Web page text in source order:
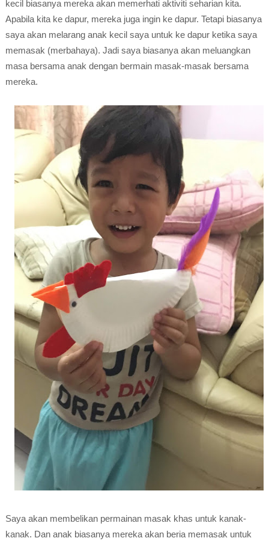
kecil biasanya mereka akan memerhati aktiviti seharian kita.
Apabila kita ke dapur, mereka juga ingin ke dapur. Tetapi biasanya
saya akan melarang anak kecil saya untuk ke dapur ketika saya
memasak (merbahaya). Jadi saya biasanya akan meluangkan
masa bersama anak dengan bermain masak-masak bersama
mereka.
Saya akan membelikan permainan masak khas untuk kanak-
kanak. Dan anak biasanya mereka akan beria memasak untuk